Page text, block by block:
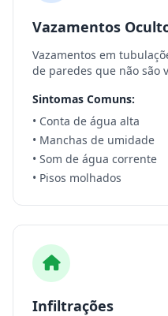
Vazamentos
Vazamentos em
de paredes que não são
Sintomas Comuns:
• Conta de água alta
• Manchas de umidade
• Som de água corrente
• Pisos molhados
Infiltrações